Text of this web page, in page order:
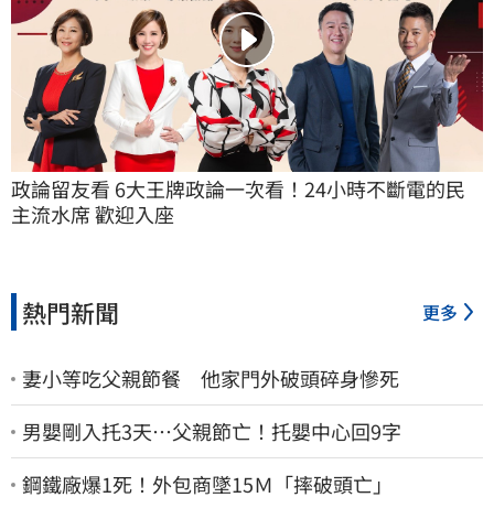
政論留友看 6大王牌政論一次看！24小時不斷電的民
主流水席 歡迎入座
熱門新聞 更多
妻小等吃父親節餐 他家門外破頭碎身慘死
男嬰剛入托3天…父親節亡！托嬰中心回9字
鋼鐵廠爆1死！外包商墜15Ｍ「摔破頭亡」